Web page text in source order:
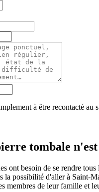
à être recontacté au
tombale
ont besoin de se rendre
la possibilité d'aller à Saint-
membres de leur famille et